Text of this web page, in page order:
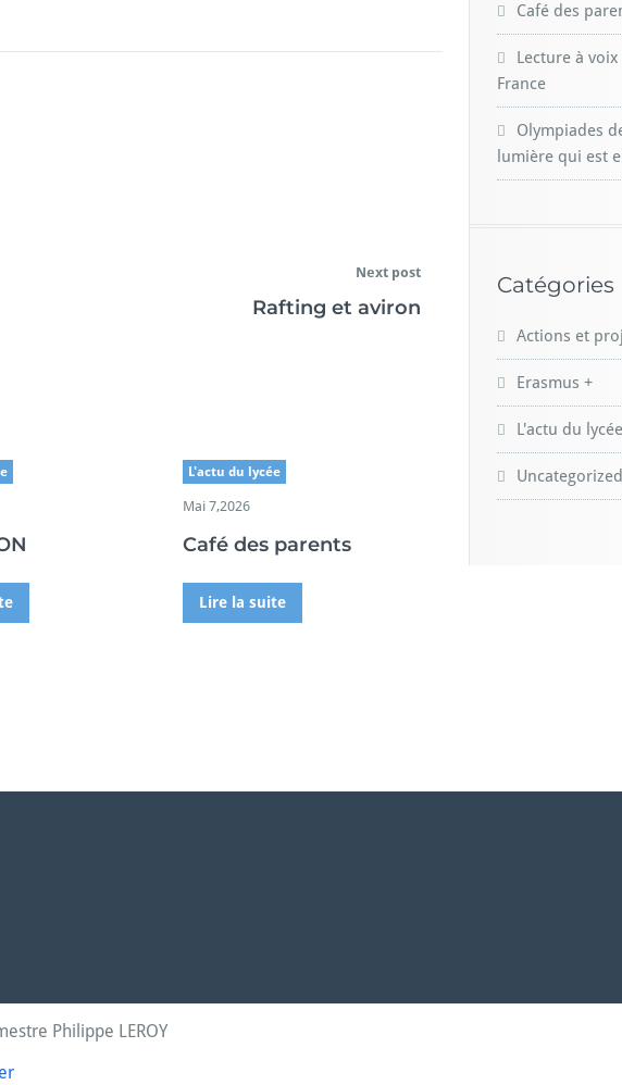
Next post
Rafting et aviron
L'actu du lycée
Mai 7,2026
Café des parents
Lire la suite
Café des
Lecture à
France
Olympiades
lumière qui est
Catégories
Actions et
Erasmus +
L'actu du lycée
Uncategorized
Philippe LEROY